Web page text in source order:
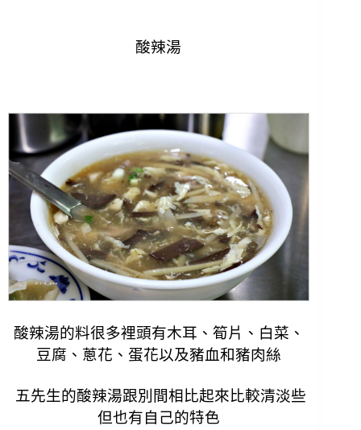
酸辣湯
酸辣湯的料很多裡頭有木耳、筍片、白菜、
豆腐、蔥花、蛋花以及豬血和豬肉絲
五先生的酸辣湯跟別間相比起來比較清淡些
但也有自己的特色